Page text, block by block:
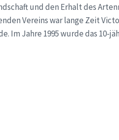
und den Erhalt des
Vereins war lange Zeit
Im Jahre 1995 wurde das 10-